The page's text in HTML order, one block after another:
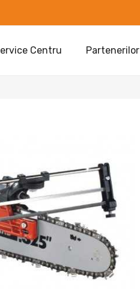
Centru Partenerilor